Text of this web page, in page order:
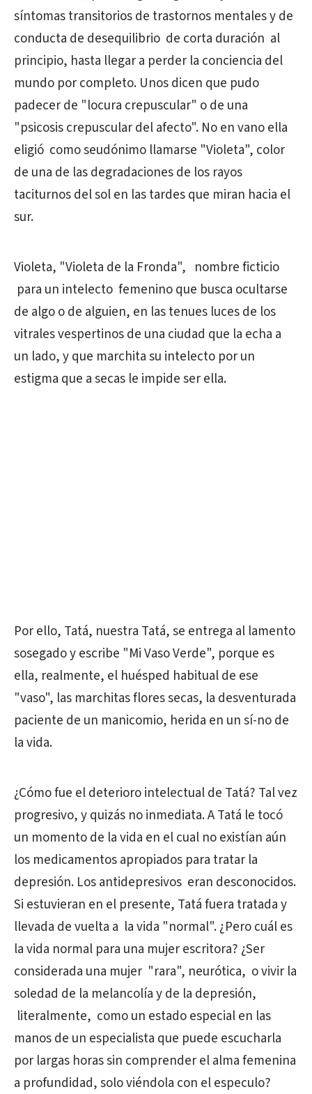
síntomas transitorios de trastornos mentales y de
conducta de desequilibrio de corta duración al
principio, hasta llegar a perder la conciencia del
mundo por completo. Unos dicen que pudo
padecer de "locura crepuscular" o de una
"psicosis crepuscular del afecto". No en vano ella
eligió como seudónimo llamarse "Violeta", color
de una de las degradaciones de los rayos
taciturnos del sol en las tardes que miran hacia el
sur.
Violeta, "Violeta de la Fronda", nombre ficticio
para un intelecto femenino que busca ocultarse
de algo o de alguien, en las tenues luces de los
vitrales vespertinos de una ciudad que la echa a
un lado, y que marchita su intelecto por un
estigma que a secas le impide ser ella.
Por ello, Tatá, nuestra Tatá, se entrega al lamento
sosegado y escribe "Mi Vaso Verde", porque es
ella, realmente, el huésped habitual de ese
"vaso", las marchitas flores secas, la desventurada
paciente de un manicomio, herida en un sí-no de
la vida.
¿Cómo fue el deterioro intelectual de Tatá? Tal vez
progresivo, y quizás no inmediata. A Tatá le tocó
un momento de la vida en el cual no existían aún
los medicamentos apropiados para tratar la
depresión. Los antidepresivos eran desconocidos.
Si estuvieran en el presente, Tatá fuera tratada y
llevada de vuelta a la vida "normal". ¿Pero cuál es
la vida normal para una mujer escritora? ¿Ser
considerada una mujer "rara", neurótica, o vivir la
soledad de la melancolía y de la depresión,
literalmente, como un estado especial en las
manos de un especialista que puede escucharla
por largas horas sin comprender el alma femenina
a profundidad, solo viéndola con el especulo?